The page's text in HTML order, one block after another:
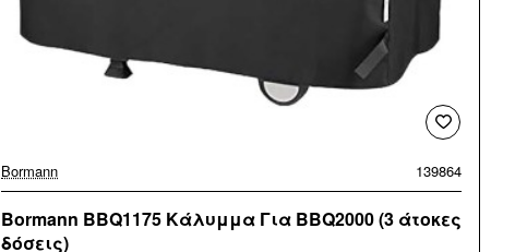
Bormann 139864
Bormann BBQ1175 Κάλυμμα Για BBQ2000 (3 άτοκες
δόσεις)